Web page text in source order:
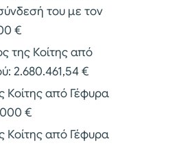
του με τον
€
της Κοίτης από
2.680.461,54 €
από Γέφυρα
€
από Γέφυρα